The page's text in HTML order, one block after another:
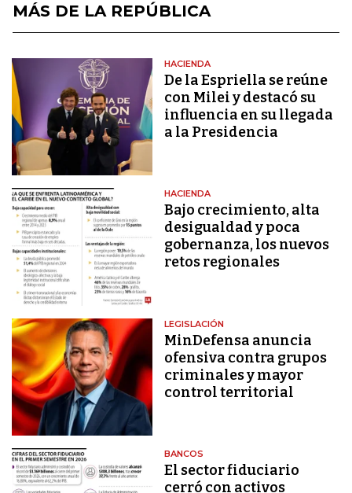
MÁS DE LA REPÚBLICA
HACIENDA
De la Espriella se reúne
con Milei y destacó su
influencia en su llegada
a la Presidencia
HACIENDA
Bajo crecimiento, alta
desigualdad y poca
gobernanza, los nuevos
retos regionales
LEGISLACIÓN
MinDefensa anuncia
ofensiva contra grupos
criminales y mayor
control territorial
BANCOS
El sector fiduciario
cerró con activos